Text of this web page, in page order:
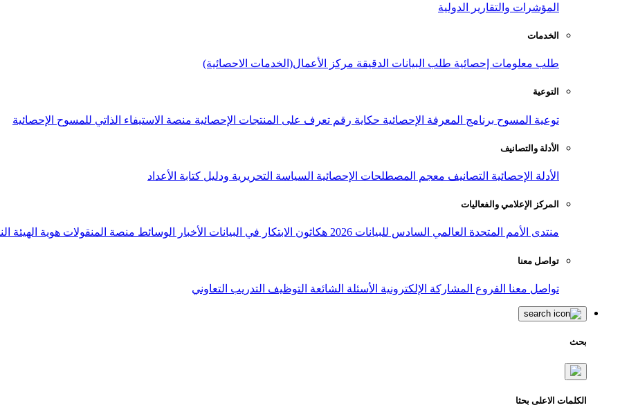
المؤشرات والتقارير الدولية
الخدمات
طلب معلومات إحصائية طلب البيانات الدقيقة مركز الأعمال(الخدمات الاحصائية)
التوعية
توعية المسوح برنامج المعرفة الإحصائية حكاية رقم تعرف على المنتجات الإحصائية منصة الاستيفاء الذاتي للمسوح الإحصائية
الأدلة والتصانيف
الأدلة الإحصائية التصانيف معجم المصطلحات الإحصائية السياسة التحريرية ودليل كتابة الأعداد
المركز الإعلامي والفعاليات
منتدى الأمم المتحدة العالمي السادس للبيانات 2026 هكاثون الابتكار في البيانات الأخبار الوسائط منصة المنقولات هوية الهيئة
تواصل معنا
تواصل معنا الفروع المشاركة الإلكترونية الأسئلة الشائعة التوظيف التدريب التعاوني
بحث
الكلمات الاعلى بحثا